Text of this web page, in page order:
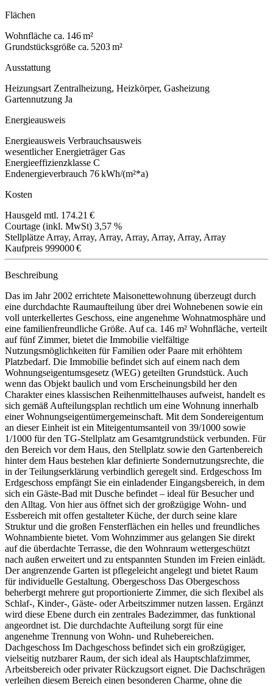
Flächen
Wohnfläche ca. 146 m²
Grundstücksgröße ca. 5203 m²
Ausstattung
Heizungsart Zentralheizung, Heizkörper, Gasheizung
Gartennutzung Ja
Energieausweis
Energieausweis Verbrauchsausweis
wesentlicher Energieträger Gas
Energieeffizienzklasse C
Endenergieverbrauch 76 kWh/(m²*a)
Kosten
Hausgeld mtl. 174.21 €
Courtage (inkl. MwSt) 3,57 %
Stellplätze Array, Array, Array, Array, Array, Array, Array
Kaufpreis 999000 €
Beschreibung
Das im Jahr 2002 errichtete Maisonettewohnung überzeugt durch
eine durchdachte Raumaufteilung über drei Wohnebenen sowie ein
voll unterkellertes Geschoss, eine angenehme Wohnatmosphäre und
eine familienfreundliche Größe. Auf ca. 146 m² Wohnfläche, verteilt
auf fünf Zimmer, bietet die Immobilie vielfältige
Nutzungsmöglichkeiten für Familien oder Paare mit erhöhtem
Platzbedarf. Die Immobilie befindet sich auf einem nach dem
Wohnungseigentumsgesetz (WEG) geteilten Grundstück. Auch
wenn das Objekt baulich und vom Erscheinungsbild her den
Charakter eines klassischen Reihenmittelhauses aufweist, handelt es
sich gemäß Aufteilungsplan rechtlich um eine Wohnung innerhalb
einer Wohnungseigentümergemeinschaft. Mit dem Sondereigentum
an dieser Einheit ist ein Miteigentumsanteil von 39/1000 sowie
1/1000 für den TG-Stellplatz am Gesamtgrundstück verbunden. Für
den Bereich vor dem Haus, den Stellplatz sowie den Gartenbereich
hinter dem Haus bestehen klar definierte Sondernutzungsrechte, die
in der Teilungserklärung verbindlich geregelt sind. Erdgeschoss Im
Erdgeschoss empfängt Sie ein einladender Eingangsbereich, in dem
sich ein Gäste-Bad mit Dusche befindet – ideal für Besucher und
den Alltag. Von hier aus öffnet sich der großzügige Wohn- und
Essbereich mit offen gestalteter Küche, der durch seine klare
Struktur und die großen Fensterflächen ein helles und freundliches
Wohnambiente bietet. Vom Wohnzimmer aus gelangen Sie direkt
auf die überdachte Terrasse, die den Wohnraum wettergeschützt
nach außen erweitert und zu entspannten Stunden im Freien einlädt.
Der angrenzende Garten ist pflegeleicht angelegt und bietet Raum
für individuelle Gestaltung. Obergeschoss Das Obergeschoss
beherbergt mehrere gut proportionierte Zimmer, die sich flexibel als
Schlaf-, Kinder-, Gäste- oder Arbeitszimmer nutzen lassen. Ergänzt
wird diese Ebene durch ein zentrales Badezimmer, das funktional
angeordnet ist. Die durchdachte Aufteilung sorgt für eine
angenehme Trennung von Wohn- und Ruhebereichen.
Dachgeschoss Im Dachgeschoss befindet sich ein großzügiger,
vielseitig nutzbarer Raum, der sich ideal als Hauptschlafzimmer,
Arbeitsbereich oder privater Rückzugsort eignet. Die Dachschrägen
verleihen diesem Bereich einen besonderen Charme, ohne die